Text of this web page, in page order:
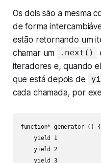
Os dois são a mesma
de forma
estão retornando um
chamar um
.next()
iteradores e, quando
que está depois de
cada chamada, por
function* generator () {
    yield 1
    yield 2
    yield 3